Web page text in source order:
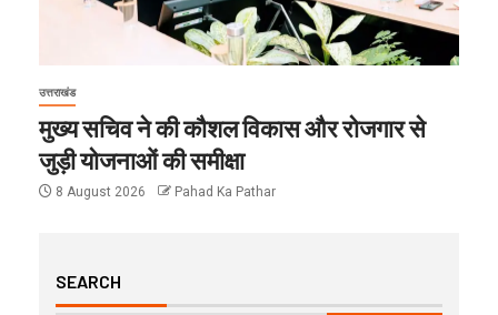
उत्तराखंड
मुख्य सचिव ने की कौशल विकास और रोजगार से
जुड़ी योजनाओं की समीक्षा
8 August 2026 Pahad Ka Pathar
SEARCH